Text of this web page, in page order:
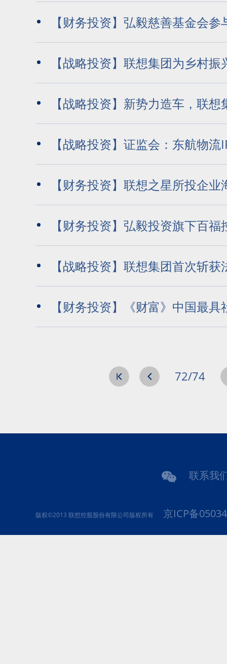
轮融资，持续布局创新药
【财务投资】弘毅慈善基金会参
中国儿童发展基金
【战略投资】联想集团为乡村振
赋能案例入选社科院“乡村振兴”相
【战略投资】新势力造车，联想
缺席【战略投资】证监会：东航物流
请获通过
【财务投资】联想之星所投企业
新完成亿元B+轮融资，持续领跑箱
机器人市场
【财务投资】弘毅投资旗下百福
码遇见小面新一轮融资
【战略投资】联想集团首次斩获
市场冠军
【财务投资】《财富》中国最具
四家被投企业上榜
72/74
联系我
版权©2013 联想控股股份有限公司版权所有 京ICP备